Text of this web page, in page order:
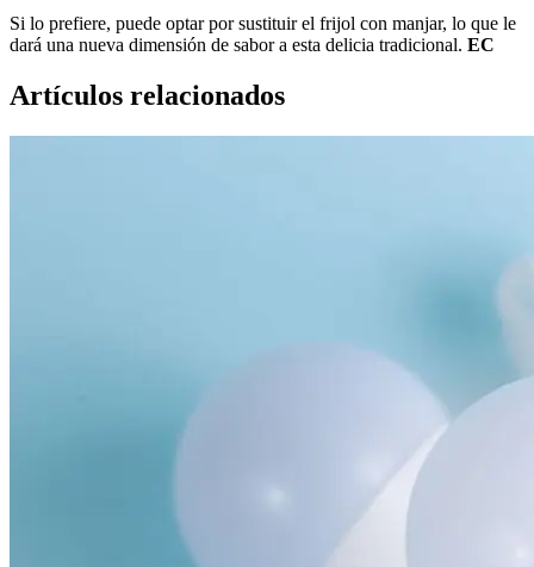
Si lo prefiere, puede optar por sustituir el frijol con manjar, lo que le
dará una nueva dimensión de sabor a esta delicia tradicional. EC
Artículos relacionados